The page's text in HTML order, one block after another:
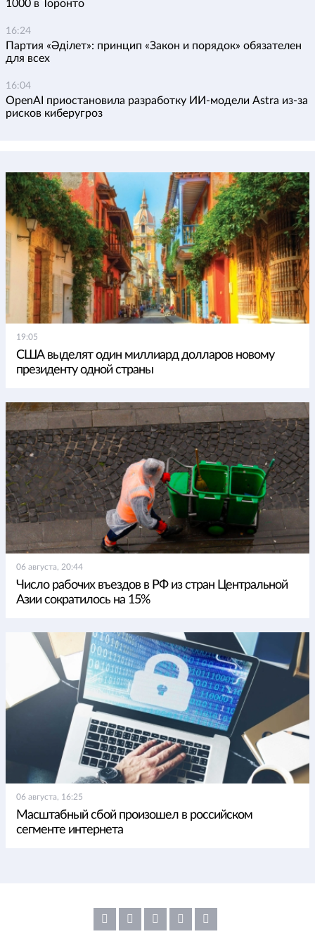
1000 в Торонто
16:24
Партия «Әділет»: принцип «Закон и порядок» обязателен
для всех
16:04
OpenAI приостановила разработку ИИ-модели Astra из-за
рисков киберугроз
19:05
США выделят один миллиард долларов новому
президенту одной страны
06 августа, 20:44
Число рабочих въездов в РФ из стран Центральной
Азии сократилось на 15%
06 августа, 16:25
Масштабный сбой произошел в российском
сегменте интернета